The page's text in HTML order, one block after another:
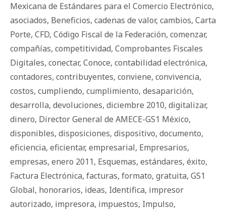
Mexicana de Estándares para el Comercio Electrónico,
asociados, Beneficios, cadenas de valor, cambios, Carta
Porte, CFD, Código Fiscal de la Federación, comenzar,
compañías, competitividad, Comprobantes Fiscales
Digitales, conectar, Conoce, contabilidad electrónica,
contadores, contribuyentes, conviene, convivencia,
costos, cumpliendo, cumplimiento, desaparición,
desarrolla, devoluciones, diciembre 2010, digitalizar,
dinero, Director General de AMECE-GS1 México,
disponibles, disposiciones, dispositivo, documento,
eficiencia, eficientar, empresarial, Empresarios,
empresas, enero 2011, Esquemas, estándares, éxito,
Factura Electrónica, facturas, formato, gratuita, GS1
Global, honorarios, ideas, Identifica, impresor
autorizado, impresora, impuestos, Impulso,